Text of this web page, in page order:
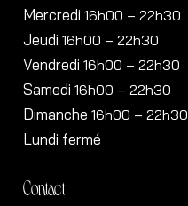
Mercredi 16h00 – 22h30
Jeudi 16h00 – 22h30
Vendredi 16h00 – 22h30
Samedi 16h00 – 22h30
Dimanche 16h00 – 22h30
Lundi fermé
Contact